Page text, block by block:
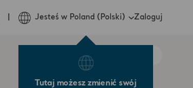
Jesteś w Poland (Polski)
Tutaj możesz zmienić swój
Zaloguj